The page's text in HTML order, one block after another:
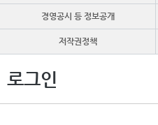
경영공시 등 정보공개
저작권정책
로그인